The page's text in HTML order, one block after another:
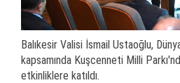
Balıkesir Valisi İsmail Ustaoğlu,
kapsamında Kuşcenneti Milli
etkinliklere katıldı.